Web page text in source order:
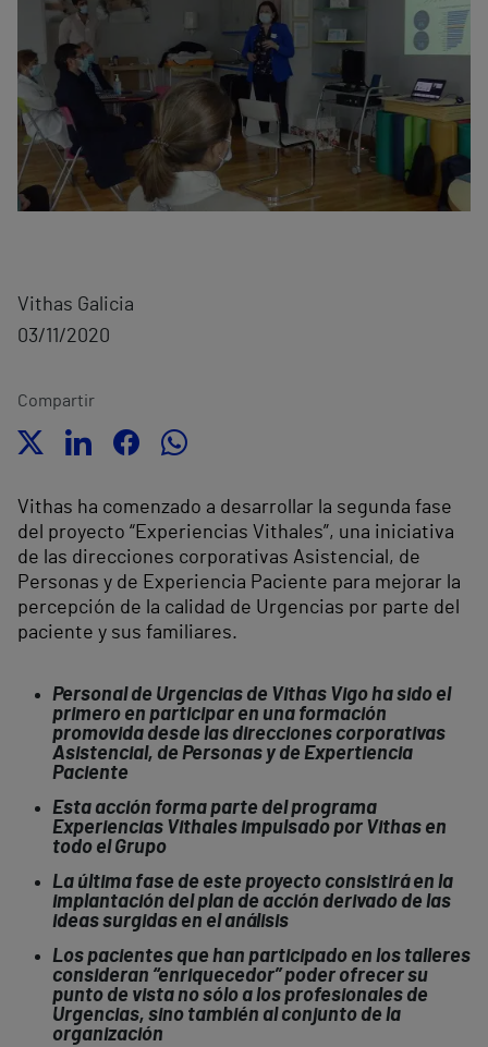
Vithas Galicia
03/11/2020
Compartir
Vithas ha comenzado a desarrollar la segunda fase
del proyecto “Experiencias Vithales”, una iniciativa
de las direcciones corporativas Asistencial, de
Personas y de Experiencia Paciente para mejorar la
percepción de la calidad de Urgencias por parte del
paciente y sus familiares.
Personal de Urgencias de Vithas Vigo ha sido el
primero en participar en una formación
promovida desde las direcciones corporativas
Asistencial, de Personas y de Expertiencia
Paciente
Esta acción forma parte del programa
Experiencias Vithales impulsado por Vithas en
todo el Grupo
La última fase de este proyecto consistirá en la
implantación del plan de acción derivado de las
ideas surgidas en el análisis
Los pacientes que han participado en los talleres
consideran “enriquecedor” poder ofrecer su
punto de vista no sólo a los profesionales de
Urgencias, sino también al conjunto de la
organización